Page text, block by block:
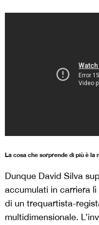
La cosa che sorprende di più è la
Dunque David Silva
accumulati in carriera
di un trequartista-
multidimensionale.